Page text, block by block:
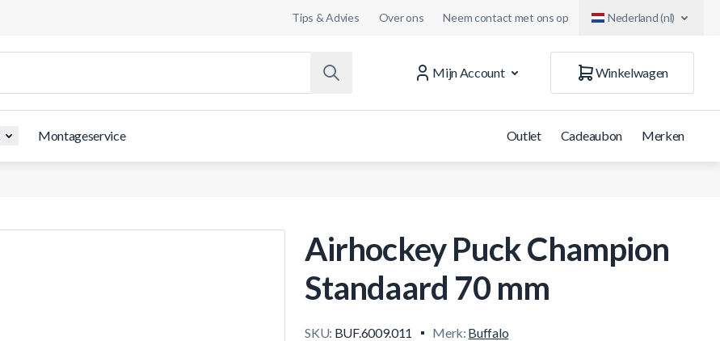
Tips & Advies Over ons Neem contact met ons op Nederland (nl)
Mijn Account
Winkelwagen
Montageservice Outlet Cadeaubon Merken
Airhockey Puck Champion
Standaard 70 mm
SKU: BUF.6009.011 Merk: Buffalo